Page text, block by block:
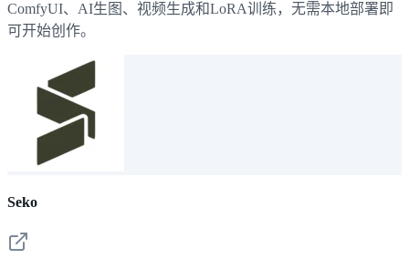
ComfyUI、AI生图、视频生成和LoRA训练，无需本地部署即
可开始创作。
Seko